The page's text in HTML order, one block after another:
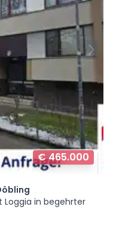
€ 465.000
in begehrter